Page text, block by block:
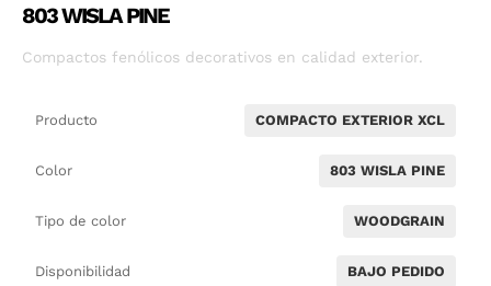
803 WISLA PINE
Compactos fenólicos decorativos en calidad exterior.
Producto COMPACTO EXTERIOR XCL
Color 803 WISLA PINE
Tipo de color WOODGRAIN
Disponibilidad BAJO PEDIDO